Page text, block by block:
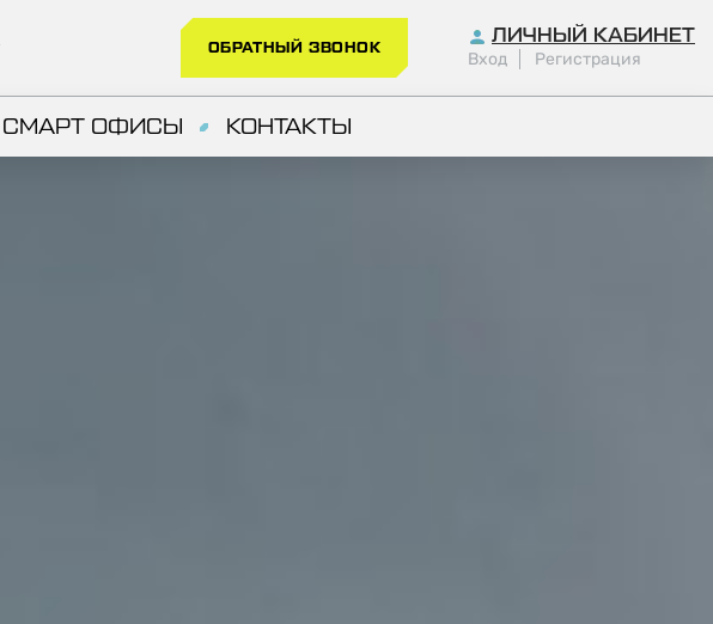
ОБРАТНЫЙ ЗВОНОК
ЛИЧНЫЙ КАБИНЕТ
Вход Регистрация
СМАРТ ОФИСЫ КОНТАКТЫ